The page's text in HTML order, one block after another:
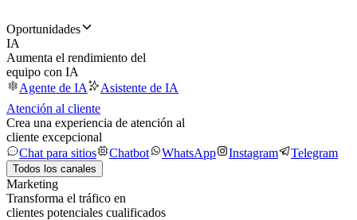
Oportunidades
IA
Aumenta el rendimiento del
equipo con IA
Agente de IA
Asistente de IA
Atención al cliente
Crea una experiencia de atención al
cliente excepcional
Chat para sitios
Chatbot WhatsApp Instagram Telegram
Todos los canales
Marketing
Transforma el tráfico en
clientes potenciales cualificados